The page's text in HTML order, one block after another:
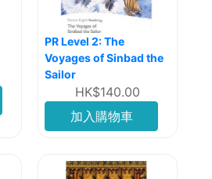
PR Level 2: The
Voyages of Sinbad the
Sailor
HK$140.00
加入購物車